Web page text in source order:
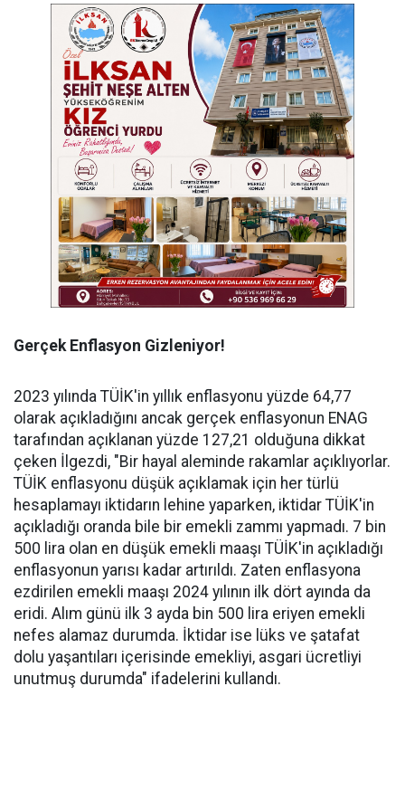
Gerçek Enflasyon Gizleniyor!
2023 yılında TÜİK'in yıllık enflasyonu yüzde 64,77
olarak açıkladığını ancak gerçek enflasyonun ENAG
tarafından açıklanan yüzde 127,21 olduğuna dikkat
çeken İlgezdi, "Bir hayal aleminde rakamlar açıklıyorlar.
TÜİK enflasyonu düşük açıklamak için her türlü
hesaplamayı iktidarın lehine yaparken, iktidar TÜİK'in
açıkladığı oranda bile bir emekli zammı yapmadı. 7 bin
500 lira olan en düşük emekli maaşı TÜİK'in açıkladığı
enflasyonun yarısı kadar artırıldı. Zaten enflasyona
ezdirilen emekli maaşı 2024 yılının ilk dört ayında da
eridi. Alım günü ilk 3 ayda bin 500 lira eriyen emekli
nefes alamaz durumda. İktidar ise lüks ve şatafat
dolu yaşantıları içerisinde emekliyi, asgari ücretliyi
unutmuş durumda" ifadelerini kullandı.